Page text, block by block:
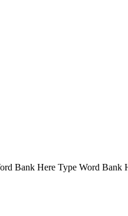
Bank Here Type Word Bank